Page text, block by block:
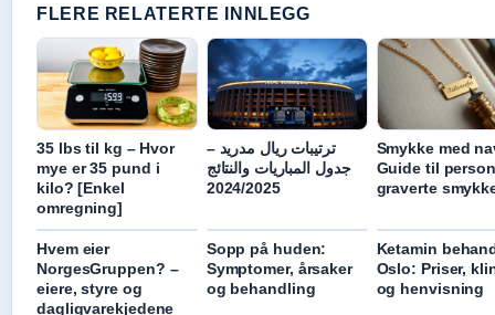
FLERE RELATERTE INNLEGG
35 lbs til kg – Hvor
mye er 35 pund i
kilo? [Enkel
omregning]
ترتيبات ريال مدريد –
جدول المباريات والنتائج
2024/2025
Smykke med
Guide til
graverte
Hvem eier
NorgesGruppen? –
eiere, styre og
dagligvarekjedene
Sopp på huden:
Symptomer, årsaker
og behandling
Ketamin
Oslo: Priser,
og henvisning